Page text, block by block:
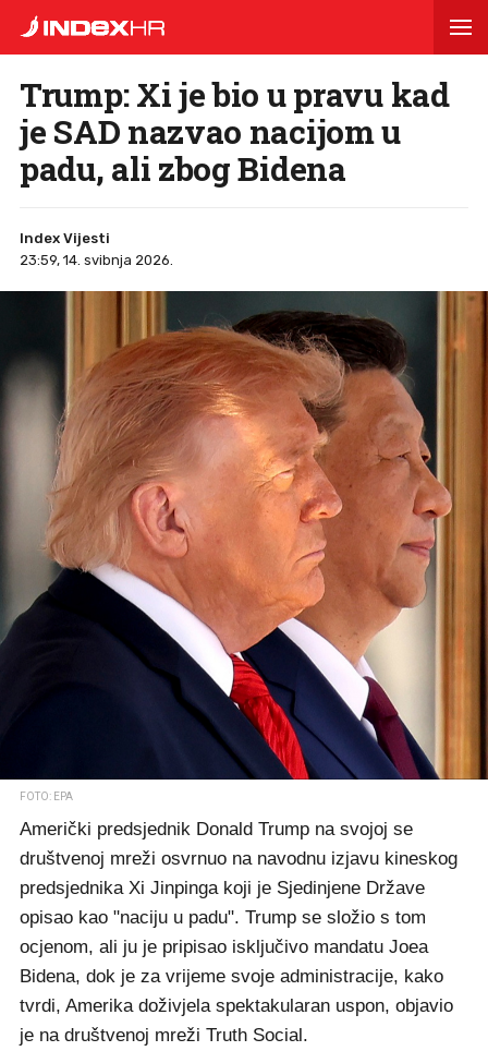
Trump: Xi je bio u pravu kad
je SAD nazvao nacijom u
padu, ali zbog Bidena
Index Vijesti
23:59, 14. svibnja 2026.
FOTO: EPA
Američki predsjednik Donald Trump na svojoj se
društvenoj mreži osvrnuo na navodnu izjavu kineskog
predsjednika Xi Jinpinga koji je Sjedinjene Države
opisao kao "naciju u padu". Trump se složio s tom
ocjenom, ali ju je pripisao isključivo mandatu Joea
Bidena, dok je za vrijeme svoje administracije, kako
tvrdi, Amerika doživjela spektakularan uspon, objavio
je na društvenoj mreži Truth Social.